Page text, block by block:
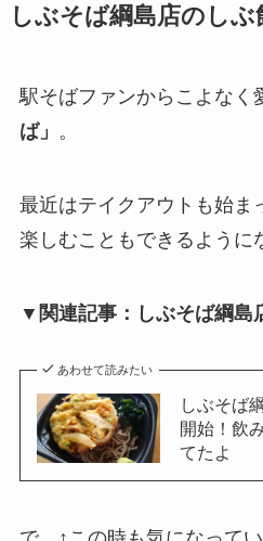
しぶそば綱島店のしぶ
駅そばファンからこよなく
ば」 。
最近はテイクアウトも始ま
楽しむこともできるように
▼関連記事：しぶそば綱島
あわせて読みたい
しぶそば
開始！飲
てたよ